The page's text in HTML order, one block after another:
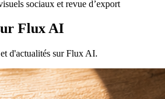
Flux AI
d'actualités sur Flux AI.